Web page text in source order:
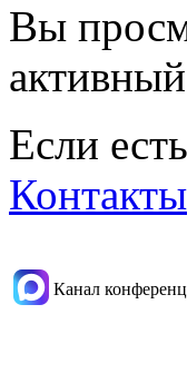
Вы
Если
Контакты
Канал